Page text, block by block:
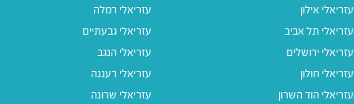
עזריאלי אילון
עזריאלי תל אביב
עזריאלי ירושלים
עזריאלי חולון
עזריאלי הוד השרון
עזריאלי רמלה
עזריאלי גבעתיים
עזריאלי הנגב
עזריאלי רעננה
עזריאלי שרונה